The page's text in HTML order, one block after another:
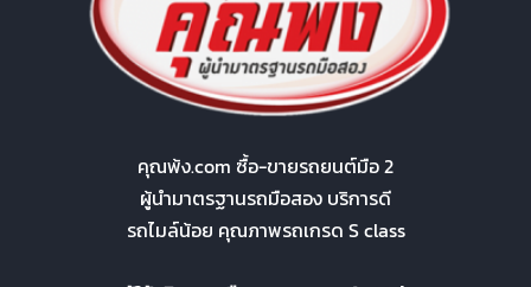
คุณพ้ง.com ซื้อ-ขายรถยนต์มือ 2
ผู้นำมาตรฐานรถมือสอง บริการดี
รถไมล์น้อย คุณภาพรถเกรด S class